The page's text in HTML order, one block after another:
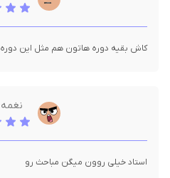
کاش بقیه دوره‌ هاتون هم مثل این
نغمه
استاد خیلی روون میگن مباحث رو